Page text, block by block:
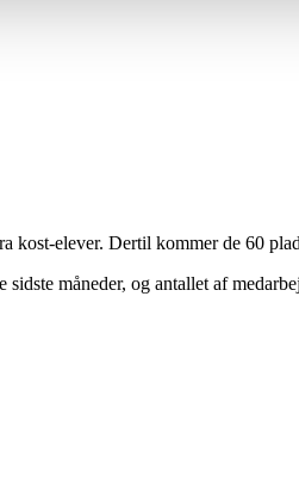
elever. Dertil kommer de 60
måneder, og antallet af